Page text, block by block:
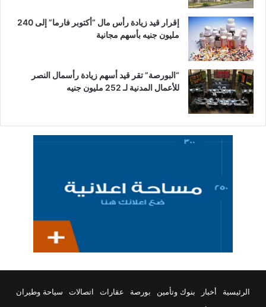
إقرار قيد زيادة رأس مال “أكتوبر فارما” إلى 240
مليون جنيه بأسهم مجانية
“البورصة” تقر قيد أسهم زيادة رأسمال النصر
للأعمال المدنية لـ 252 مليون جنيه
الرئيسية أخبار بنوك وتأمين بورصة عقارات اتصالات
سياحة وطيران